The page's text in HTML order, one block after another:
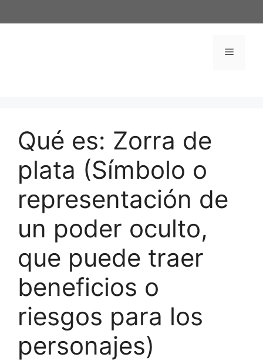
al
Menú
Qué es: Zorra de
plata (Símbolo o
representación de
un poder oculto,
que puede traer
beneficios o
riesgos para los
personajes)